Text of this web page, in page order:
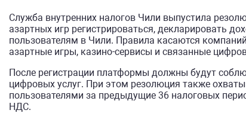
Служба внутренних налогов Чили выпустила
азартных игр регистрироваться, декларировать
пользователям в Чили. Правила касаются
азартные игры, казино-сервисы и связанные
После регистрации платформы должны будут
цифровых услуг. При этом резолюция также
пользователями за предыдущие 36 налоговых
НДС.